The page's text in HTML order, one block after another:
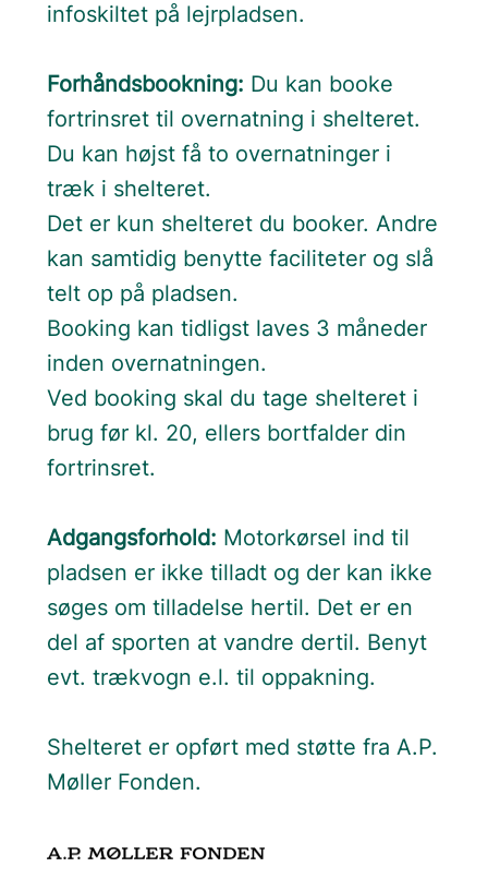
infoskiltet på lejrpladsen.
Forhåndsbookning: Du kan booke
fortrinsret til overnatning i shelteret.
Du kan højst få to overnatninger i
træk i shelteret.
Det er kun shelteret du booker. Andre
kan samtidig benytte faciliteter og slå
telt op på pladsen.
Booking kan tidligst laves 3 måneder
inden overnatningen.
Ved booking skal du tage shelteret i
brug før kl. 20, ellers bortfalder din
fortrinsret.
Adgangsforhold: Motorkørsel ind til
pladsen er ikke tilladt og der kan ikke
søges om tilladelse hertil. Det er en
del af sporten at vandre dertil. Benyt
evt. trækvogn e.l. til oppakning.
Shelteret er opført med støtte fra A.P.
Møller Fonden.